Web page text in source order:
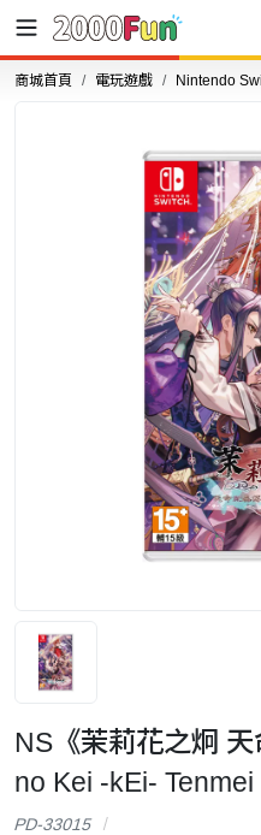
商城首頁 電玩遊戲 Nintendo
NS《茉莉花之炯
no Kei -kEi-
PD-33015